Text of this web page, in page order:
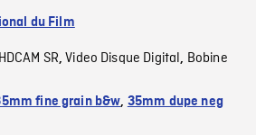
du Film
HDCAM SR,Video Disque Digital, Bobine
fine grain b&w, 35mm dupe neg